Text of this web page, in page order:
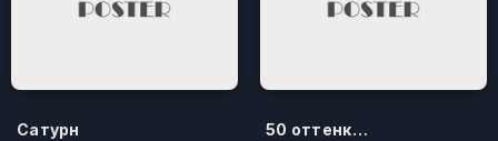
Сатурн 50 оттенков бестселлера